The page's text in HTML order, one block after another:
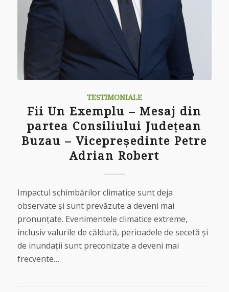
TESTIMONIALE
Fii Un Exemplu – Mesaj din
partea Consiliului Județean
Buzau – Vicepreședinte Petre
Adrian Robert
Impactul schimbărilor climatice sunt deja
observate şi sunt prevăzute a deveni mai
pronunţate. Evenimentele climatice extreme,
inclusiv valurile de căldură, perioadele de secetă şi
de inundaţii sunt preconizate a deveni mai
frecvente…